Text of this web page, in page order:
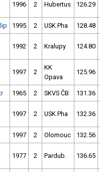
1996 2 Hubertus 126.29
1995 2 USK Pha 128.48
1992 2 Kralupy 124.80
1997 2
KK
Opava
125.96
1965 2 SKVS ČB 131.36
1997 2 USK Pha 132.36
1997 2 Olomouc 132.56
1977 2 Pardub. 136.65